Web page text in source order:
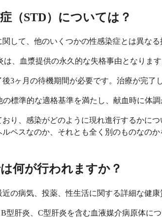
（STD）については？
して、他のいくつかの性感染症とは異な
、血漿提供の永久的な失格事由となりま
3ヶ月の待機期間が必要です。治療が完了
標準的な適格基準を満たし、献血時に体
り、感染がどのように現れ進行するかにつ
ペスなのか、それとも全く別のものなのか
何が行われますか？
の病気、投薬、性生活に関する詳細な健
型肝炎、C型肝炎を含む血液媒介病原体に